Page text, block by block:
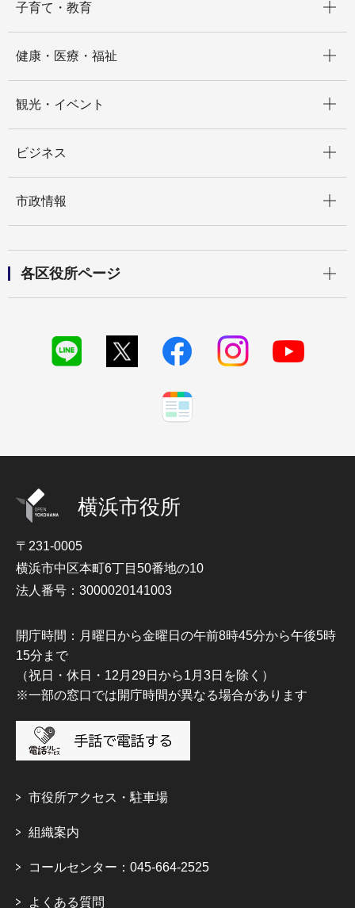
子育て・教育
健康・医療・福祉
観光・イベント
ビジネス
市政情報
各区役所ページ
横浜市役所
〒231-0005
横浜市中区本町6丁目50番地の10
法人番号：3000020141003
開庁時間：月曜日から金曜日の午前8時45分から午後5時
15分まで
（祝日・休日・12月29日から1月3日を除く）
※一部の窓口では開庁時間が異なる場合があります
市役所アクセス・駐車場
組織案内
コールセンター：045-664-2525
よくある質問